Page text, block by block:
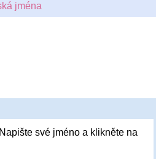
jména
své jméno a klikněte na